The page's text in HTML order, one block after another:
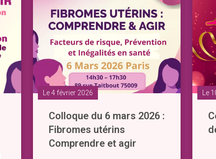
Le 4 février 2026
Colloque du 6 mars 2026 :
Fibromes utérins
Comprendre et agir
Le